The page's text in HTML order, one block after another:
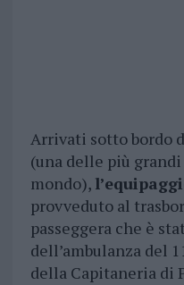
Arrivati sotto bordo
(una delle più
mondo),
provveduto al
passeggera che è
dell’ambulanza del
della Capitaneria di